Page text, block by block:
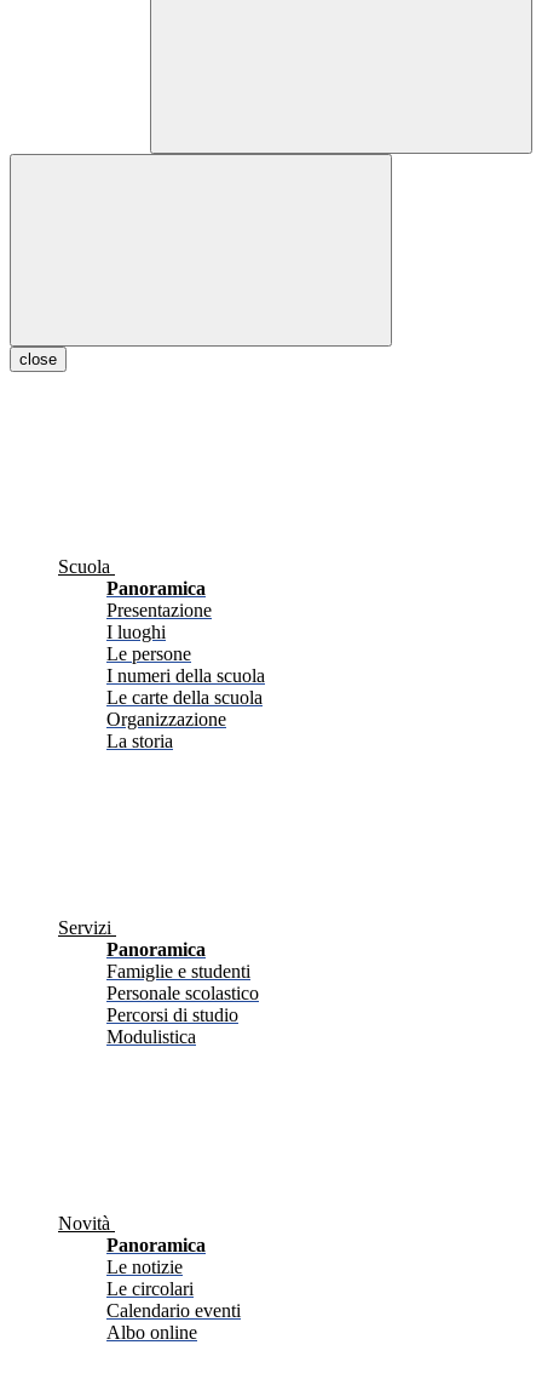
close
Scuola
Panoramica
Presentazione
I luoghi
Le persone
I numeri della scuola
Le carte della scuola
Organizzazione
La storia
Servizi
Panoramica
Famiglie e studenti
Personale scolastico
Percorsi di studio
Modulistica
Novità
Panoramica
Le notizie
Le circolari
Calendario eventi
Albo online